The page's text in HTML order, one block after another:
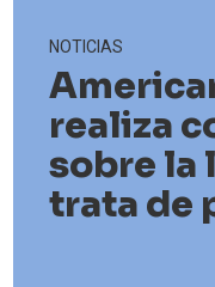
NOTICIAS
realiza
sobre la
trata de